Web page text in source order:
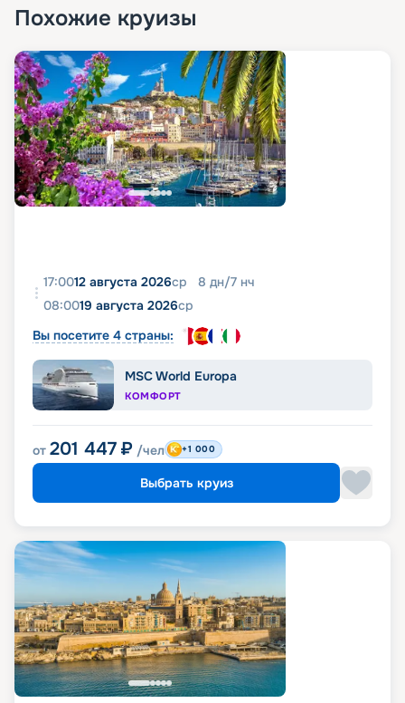
Похожие круизы
17:0012 августа 2026ср 8 дн/7 нч
08:0019 августа 2026ср
Вы посетите 4 страны:
MSC World Europa
КОМФОРТ
от 201 447 ₽ /чел +1 000
Выбрать круиз